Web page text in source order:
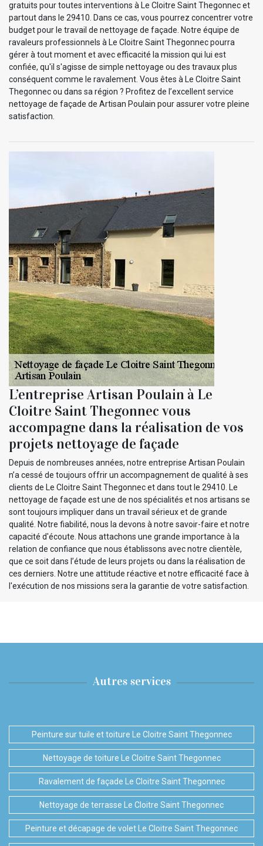
gratuits pour toutes interventions à Le Cloitre Saint Thegonnec et
partout dans le 29410. Dans ce cas, vous pourrez concentrer votre
budget pour le travail de nettoyage de façade. Notre équipe de
ravaleurs professionnels à Le Cloitre Saint Thegonnec pourra
gérer à tout moment et avec efficacité la mission qui lui est
confiée, qu'il s'agisse de simple nettoyage ou des travaux plus
conséquent comme le ravalement. Vous êtes à Le Cloitre Saint
Thegonnec ou dans sa région ? Profitez de l’excellent service
nettoyage de façade de Artisan Poulain pour assurer votre pleine
satisfaction.
L’entreprise Artisan Poulain à Le
Cloitre Saint Thegonnec vous
accompagne dans la réalisation de vos
projets nettoyage de façade
Depuis de nombreuses années, notre entreprise Artisan Poulain
n’a cessé de toujours offrir un accompagnement de qualité à ses
clients de Le Cloitre Saint Thegonnec et dans tout le 29410. Le
nettoyage de façade est une de nos spécialités et nos artisans se
sont toujours impliquer dans un travail sérieux et de grande
qualité. Notre fiabilité, nous la devons à notre savoir-faire et notre
capacité d'écoute. Nous attachons une grande importance à la
relation de confiance que nous établissons avec notre clientèle,
que ce soit dans l’étude de leurs projets ou dans la réalisation de
ces derniers. Notre une attitude réactive et notre efficacité face à
l'exécution de nos missions sera la garantie de votre satisfaction.
Autres services
Peinture sur tuile et toiture Le Cloitre Saint Thegonnec
Nettoyage de toiture Le Cloitre Saint Thegonnec
Ravalement de façade Le Cloitre Saint Thegonnec
Nettoyage de terrasse Le Cloitre Saint Thegonnec
Peinture et décapage de volet Le Cloitre Saint Thegonnec